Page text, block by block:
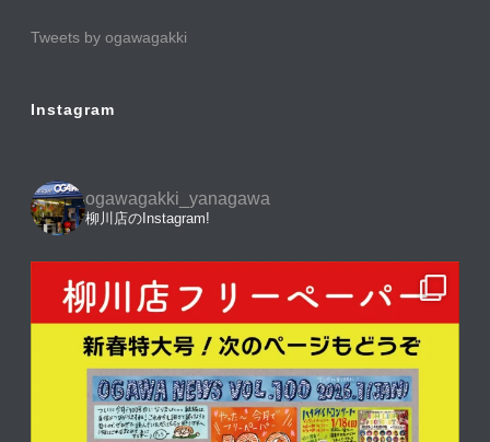
Tweets by ogawagakki
Instagram
ogawagakki_yanagawa
柳川店のInstagram!